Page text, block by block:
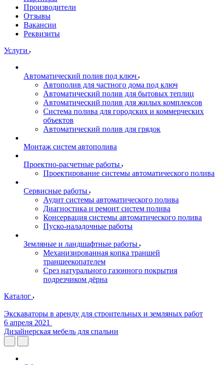
Производители
Отзывы
Вакансии
Реквизиты
Услуги
Автоматический полив под ключ
Автополив для частного дома под ключ
Автоматический полив для бытовых теплиц
Автоматический полив для жилых комплексов
Система полива для городских и коммерческих
объектов
Автоматический полив для грядок
Монтаж систем автополива
Проектно-расчетные работы
Проектирование системы автоматического полива
Сервисные работы
Аудит системы автоматического полива
Диагностика и ремонт систем полива
Консервация системы автоматического полива
Пуско-наладочные работы
Земляные и ландшафтные работы
Механизированная копка траншей
траншеекопателем
Срез натурального газонного покрытия
подрезчиком дёрна
Каталог
Экскаваторы в аренду для строительных и земляных работ
6 апреля 2021
Дизайнерская мебель для спальни